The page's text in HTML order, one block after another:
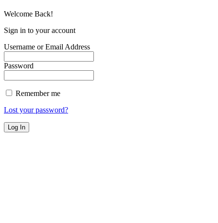
Welcome Back!
Sign in to your account
Username or Email Address
Password
Remember me
Lost your password?